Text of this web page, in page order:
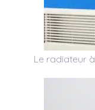
Le radiateur